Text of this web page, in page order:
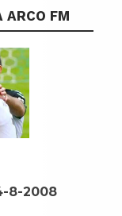
ARCO FM
8-2008